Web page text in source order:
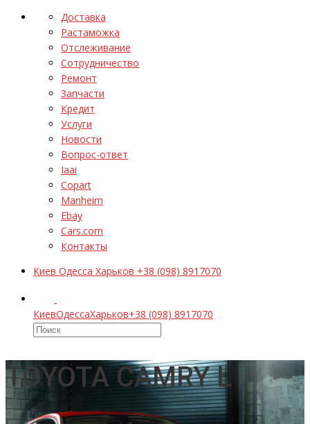
Доставка
Растаможка
Отслеживание
Сотрудничество
Ремонт
Запчасти
Кредит
Услуги
Новости
Вопрос-ответ
Iaai
Copart
Manheim
Ebay
Cars.com
Контакты
Киев Одесса Харьков +38 (098) 8917070
КиевОдессаХарьков+38 (098) 8917070
TOYOTA CAMRY L